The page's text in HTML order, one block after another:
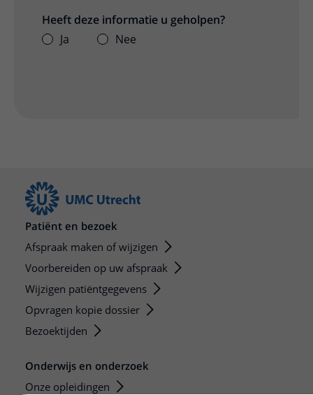
Heeft deze informatie u geholpen?
Ja
Nee
Patiënt en bezoek
Afspraak maken of wijzigen
Voorbereiden op uw afspraak
Wijzigen patiëntgegevens
Opvragen kopie dossier
Bezoektijden
Onderwijs en onderzoek
Onze opleidingen